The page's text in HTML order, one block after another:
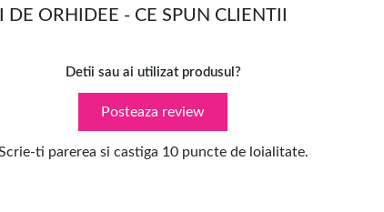
ORHIDEE - CE SPUN CLIENTII
Detii sau ai utilizat produsul?
Posteaza review
ti parerea si castiga 10 puncte de loialitate.